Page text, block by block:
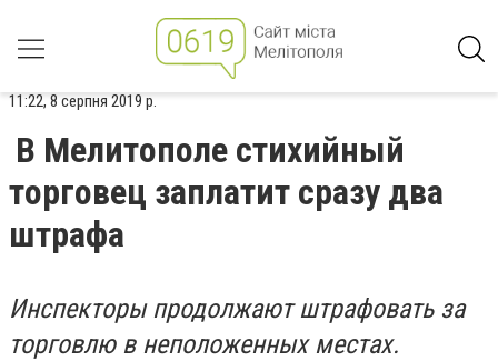
11:22, 8 серпня 2019 р.
В Мелитополе стихийный
торговец заплатит сразу два
штрафа
Инспекторы продолжают штрафовать за
торговлю в неположенных местах.